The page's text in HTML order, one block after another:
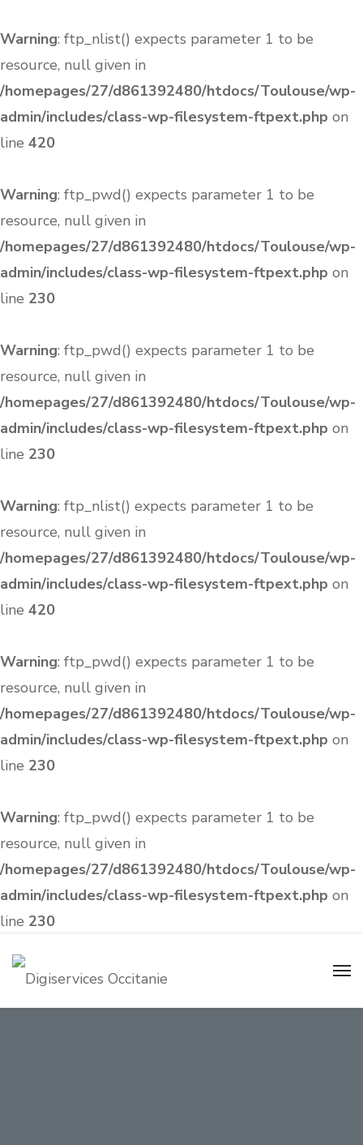
Warning: ftp_nlist() expects parameter 1 to be
resource, null given in
/homepages/27/d861392480/htdocs/Toulouse/wp-
admin/includes/class-wp-filesystem-ftpext.php on
line 420
Warning: ftp_pwd() expects parameter 1 to be
resource, null given in
/homepages/27/d861392480/htdocs/Toulouse/wp-
admin/includes/class-wp-filesystem-ftpext.php on
line 230
Warning: ftp_pwd() expects parameter 1 to be
resource, null given in
/homepages/27/d861392480/htdocs/Toulouse/wp-
admin/includes/class-wp-filesystem-ftpext.php on
line 230
Warning: ftp_nlist() expects parameter 1 to be
resource, null given in
/homepages/27/d861392480/htdocs/Toulouse/wp-
admin/includes/class-wp-filesystem-ftpext.php on
line 420
Warning: ftp_pwd() expects parameter 1 to be
resource, null given in
/homepages/27/d861392480/htdocs/Toulouse/wp-
admin/includes/class-wp-filesystem-ftpext.php on
line 230
Warning: ftp_pwd() expects parameter 1 to be
resource, null given in
/homepages/27/d861392480/htdocs/Toulouse/wp-
admin/includes/class-wp-filesystem-ftpext.php on
line 230